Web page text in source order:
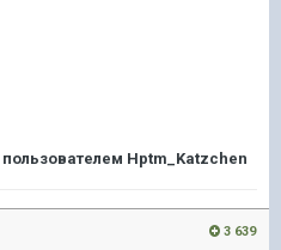
пользователем Hptm_Katzchen
3 639